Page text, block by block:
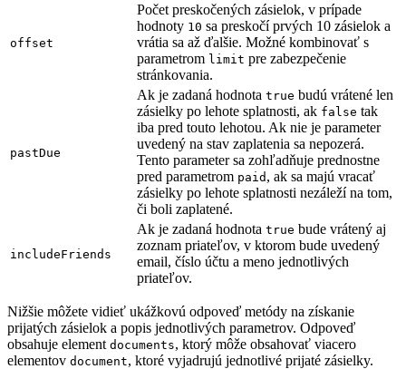
offset
Počet preskočených zásielok, v prípade
hodnoty 10 sa preskočí prvých 10 zásielok a
vrátia sa až ďalšie. Možné kombinovať s
parametrom limit pre zabezpečenie
stránkovania.
pastDue
Ak je zadaná hodnota true budú vrátené len
zásielky po lehote splatnosti, ak false tak
iba pred touto lehotou. Ak nie je parameter
uvedený na stav zaplatenia sa nepozerá.
Tento parameter sa zohľadňuje prednostne
pred parametrom paid , ak sa majú vracať
zásielky po lehote splatnosti nezáleží na tom,
či boli zaplatené.
includeFriends
Ak je zadaná hodnota true bude vrátený aj
zoznam priateľov, v ktorom bude uvedený
email, číslo účtu a meno jednotlivých
priateľov.
Nižšie môžete vidieť ukážkovú odpoveď metódy na získanie
prijatých zásielok a popis jednotlivých parametrov. Odpoveď
obsahuje element documents, ktorý môže obsahovať viacero
elementov document, ktoré vyjadrujú jednotlivé prijaté zásielky.